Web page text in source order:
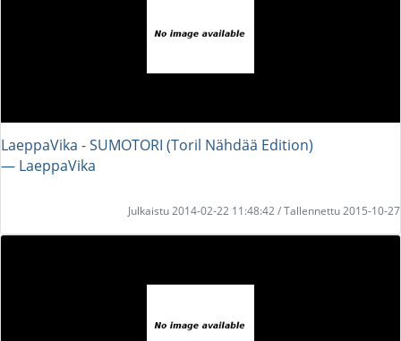
LaeppaVika - SUMOTORI (Toril Nähdää Edition)
― LaeppaVika
Julkaistu 2014-02-22 11:48:42 / Tallennettu 2015-10-27